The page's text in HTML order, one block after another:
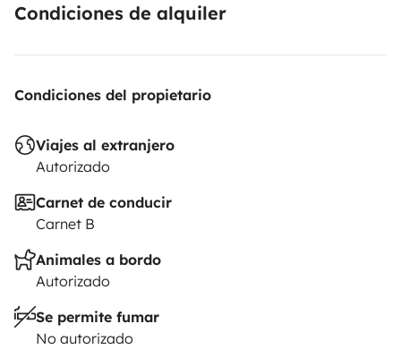
Condiciones de alquiler
Condiciones del propietario
Viajes al extranjero
Autorizado
Carnet de conducir
Carnet B
Animales a bordo
Autorizado
Se permite fumar
No autorizado